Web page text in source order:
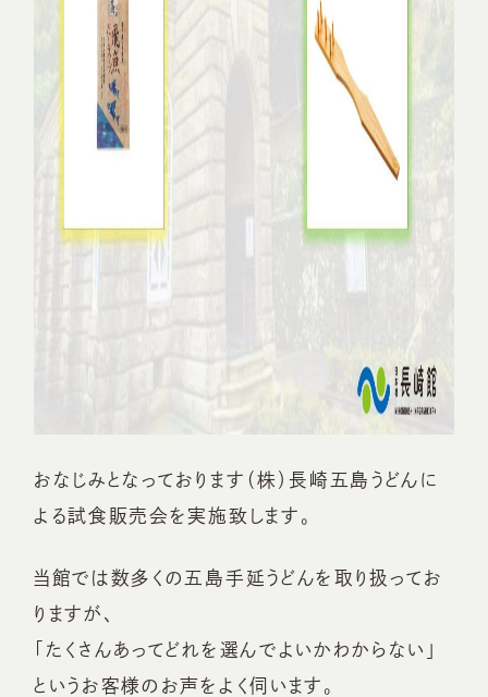
おなじみとなっております（株）長崎五島うどんに
よる試食販売会を実施致します。
当館では数多くの五島手延うどんを取り扱ってお
りますが、
「たくさんあってどれを選んでよいかわからない」
というお客様のお声をよく伺います。